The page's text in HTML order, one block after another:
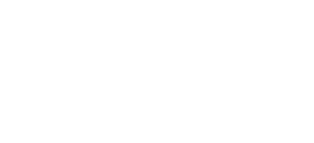
です。
ありません。
です。
ず変更すること